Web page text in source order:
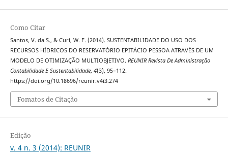
Como Citar
Santos, V. da S., & Curi, W. F. (2014). SUSTENTABILIDADE DO USO DOS
RECURSOS HÍDRICOS DO RESERVATÓRIO EPITÁCIO PESSOA ATRAVÉS DE UM
MODELO DE OTIMIZAÇÃO MULTIOBJETIVO. REUNIR Revista De Administração
Contabilidade E Sustentabilidade, 4(3), 95–112.
https://doi.org/10.18696/reunir.v4i3.274
Fomatos de Citação
Edição
v. 4 n. 3 (2014): REUNIR